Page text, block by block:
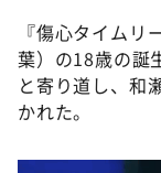
『傷心タイムリ
葉）の18歳の誕
と寄り道し、和
かれた。